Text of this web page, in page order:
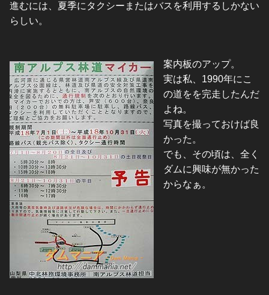
進むには、夏季にタクシーまたはバスを利用するしかない
らしい。
案内板のアップ。
実は私、1990年にこ
の道をを完走したんだ
よね。
写真を撮っておけば良
かった。
でも、その頃は、全く
ダムに興味が無かった
からなぁ。